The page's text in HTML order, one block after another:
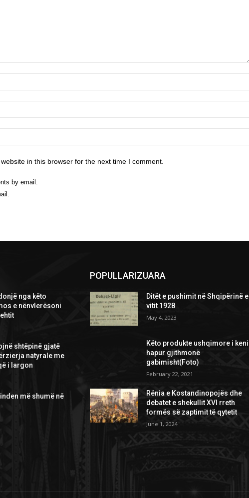
in this browser for the next time I comment.
by email.
nga këto
e nënvlerësoni
shtëpinë gjatë
natyrale me
i largon
më shumë në
POPULLARIZUARA
Ditët e pushimit në Shqipërinë e
vitit 1928
May 4, 2023
Këto produkte ushqimore i keni
hapur gjithmonë
gabimisht(Foto)
February 22, 2021
Rënia e Kostandinopojës dhe
debatet e shekullit XVI rreth
formës së zaptimit të qytetit
June 1, 2024